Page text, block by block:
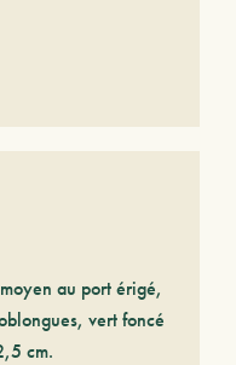
au port érigé,
vert foncé
cm.